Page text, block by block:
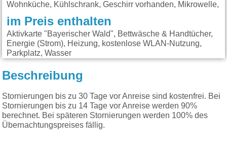
Wohnküche, Kühlschrank, Geschirr vorhanden, Mikrowelle,
im Preis enthalten
Aktivkarte "Bayerischer Wald", Bettwäsche & Handtücher,
Energie (Strom), Heizung, kostenlose WLAN-Nutzung,
Parkplatz, Wasser
Beschreibung
Stornierungen bis zu 30 Tage vor Anreise sind kostenfrei. Bei
Stornierungen bis zu 14 Tage vor Anreise werden 90%
berechnet. Bei späteren Stornierungen werden 100% des
Übernachtungspreises fällig.